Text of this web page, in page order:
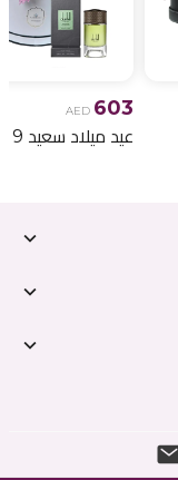
AED 603
عيد ميلاد سعيد 9